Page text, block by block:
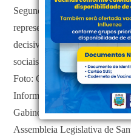
​Segundo as representantes
representam um avanço
decisiva para a continuidade
sociais prestados aos
Foto: Gabinete Dep. Marcius
​Informações para a Imprensa:
Gabinete Deputado Marcius
Assembleia Legislativa de